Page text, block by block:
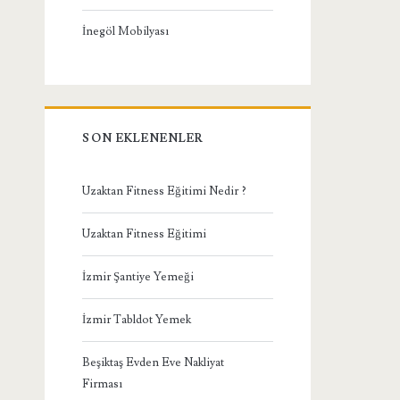
İnegöl Mobilyası
SON EKLENENLER
Uzaktan Fitness Eğitimi Nedir ?
Uzaktan Fitness Eğitimi
İzmir Şantiye Yemeği
İzmir Tabldot Yemek
Beşiktaş Evden Eve Nakliyat
Firması